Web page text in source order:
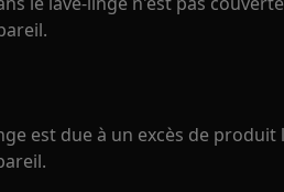
est due à un excès de